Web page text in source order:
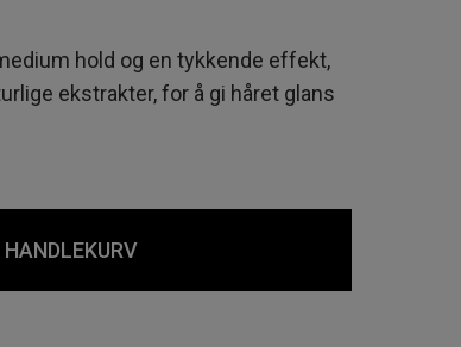
hold og en tykkende effekt,
ekstrakter, for å gi håret glans
HANDLEKURV